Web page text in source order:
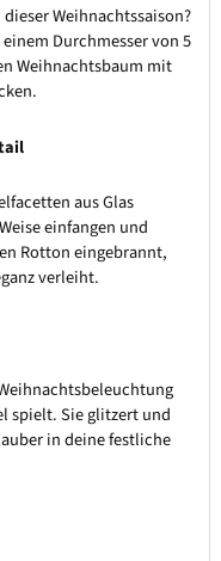
Weihnachtssaison?
Durchmesser von 5
Weihnachtsbaum mit
aus Glas
einfangen und
Rotton eingebrannt,
verleiht.
spielt. Sie glitzert und
in deine festliche